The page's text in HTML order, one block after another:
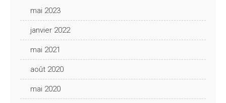
mai 2023
janvier 2022
mai 2021
août 2020
mai 2020